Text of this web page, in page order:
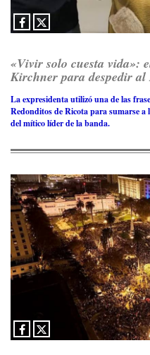
«Vivir solo cuesta vida»:
Kirchner para despedir
La expresidenta utilizó una de las
Redonditos de Ricota para sumarse
del mítico líder de la banda.